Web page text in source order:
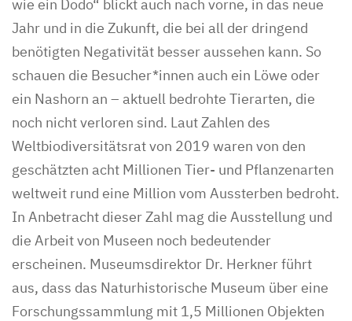
wie ein Dodo“ blickt auch nach vorne, in das neue
Jahr und in die Zukunft, die bei all der dringend
benötigten Negativität besser aussehen kann. So
schauen die Besucher*innen auch ein Löwe oder
ein Nashorn an – aktuell bedrohte Tierarten, die
noch nicht verloren sind. Laut Zahlen des
Weltbiodiversitätsrat von 2019 waren von den
geschätzten acht Millionen Tier- und Pflanzenarten
weltweit rund eine Million vom Aussterben bedroht.
In Anbetracht dieser Zahl mag die Ausstellung und
die Arbeit von Museen noch bedeutender
erscheinen. Museumsdirektor Dr. Herkner führt
aus, dass das Naturhistorische Museum über eine
Forschungssammlung mit 1,5 Millionen Objekten